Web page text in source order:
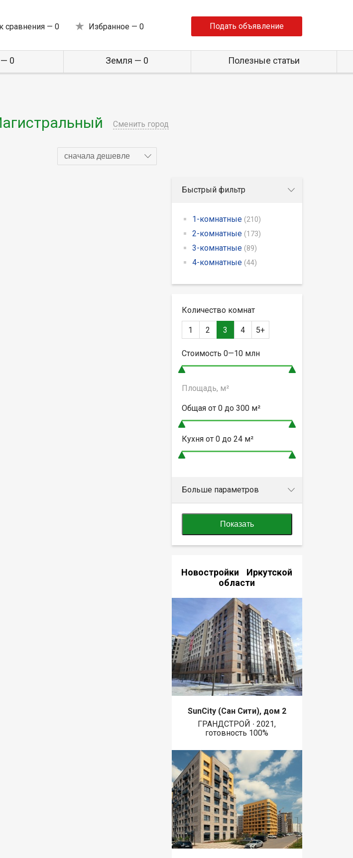
сравнения — 0 Избранное — 0 Подать объявление
0 Земля — 0 Полезные статьи
Сменить город
сначала дешевле
Быстрый фильтр
1-комнатные (210)
2-комнатные (173)
3-комнатные (89)
4-комнатные (44)
Количество комнат
1 2 3 4 5+
Стоимость 0—10млн
Площадь, м²
Общая от 0 до 300м²
Кухня от 0 до 24м²
Больше параметров
Показать
Новостройки Иркутской
области
SunCity (Сан Сити), дом 2
ГРАНДСТРОЙ ∙ 2021,
готовность 100%